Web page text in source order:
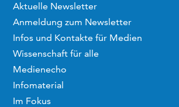
Aktuelle Newsletter
Anmeldung zum Newsletter
Infos und Kontakte für Medien
Wissenschaft für alle
Medienecho
Infomaterial
Im Fokus